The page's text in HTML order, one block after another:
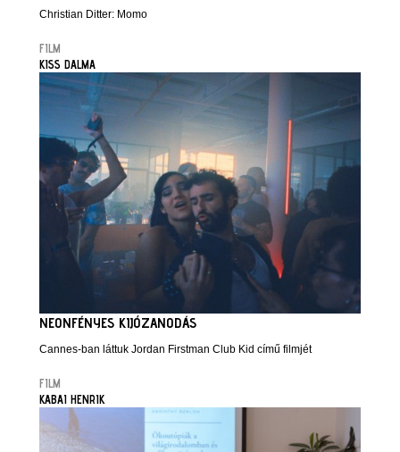
Christian Ditter: Momo
FILM
KISS DALMA
NEONFÉNYES KIJÓZANODÁS
Cannes-ban láttuk Jordan Firstman Club Kid című filmjét
FILM
KABAI HENRIK